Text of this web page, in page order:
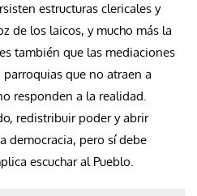
estructuras clericales y
de los laicos, y mucho más la
también que las mediaciones
que no atraen a
responden a la realidad.
redistribuir poder y abrir
democracia, pero sí debe
escuchar al Pueblo.